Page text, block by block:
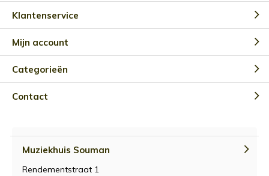
Klantenservice
Mijn account
Categorieën
Contact
Muziekhuis Souman
Rendementstraat 1